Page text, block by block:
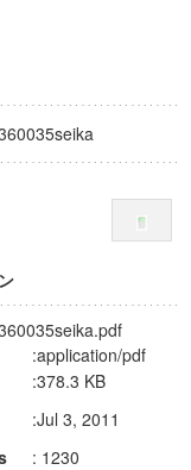
ム市民社会ガバナンス
ム論理と感性の先端的
「超成熟社会発展のサ
:application/pdf
:378.3 KB
:Jul 3, 2011
: 1230